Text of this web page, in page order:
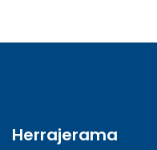
Herrajerama